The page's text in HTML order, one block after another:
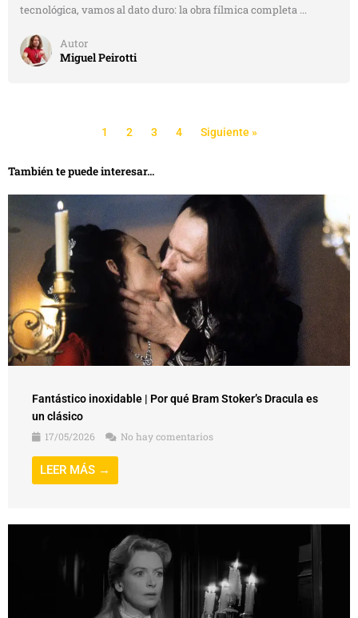
tecnológica, vamos al dato duro: la obra fílmica completa ...
Autor
Miguel Peirotti
1 2 3 4 Siguiente »
También te puede interesar...
Fantástico inoxidable | Por qué Bram Stoker’s Dracula es
un clásico
17/05/2026
No hay comentarios
LEER MÁS →